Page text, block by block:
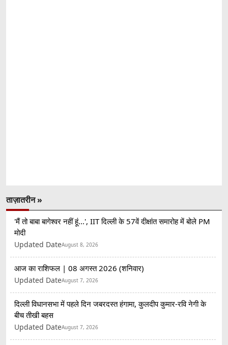
ताज़ातरीन »
'मैं तो बाबा बागेश्वर नहीं हूं...', IIT दिल्ली के 57वें दीक्षांत समारोह में बोले PM
मोदी
Updated DateAugust 8, 2026
आज का राशिफल | 08 अगस्त 2026 (शनिवार)
Updated DateAugust 7, 2026
दिल्ली विधानसभा में पहले दिन जबरदस्त हंगामा, कुलदीप कुमार-रवि नेगी के
बीच तीखी बहस
Updated DateAugust 7, 2026